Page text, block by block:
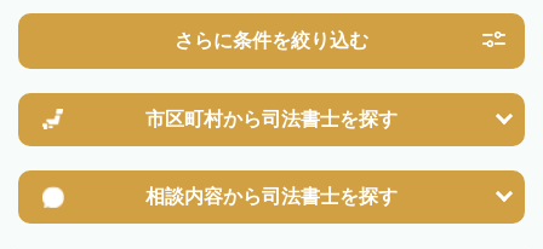
さらに条件を絞り込む
市区町村から司法書士を探す
相談内容から司法書士を探す